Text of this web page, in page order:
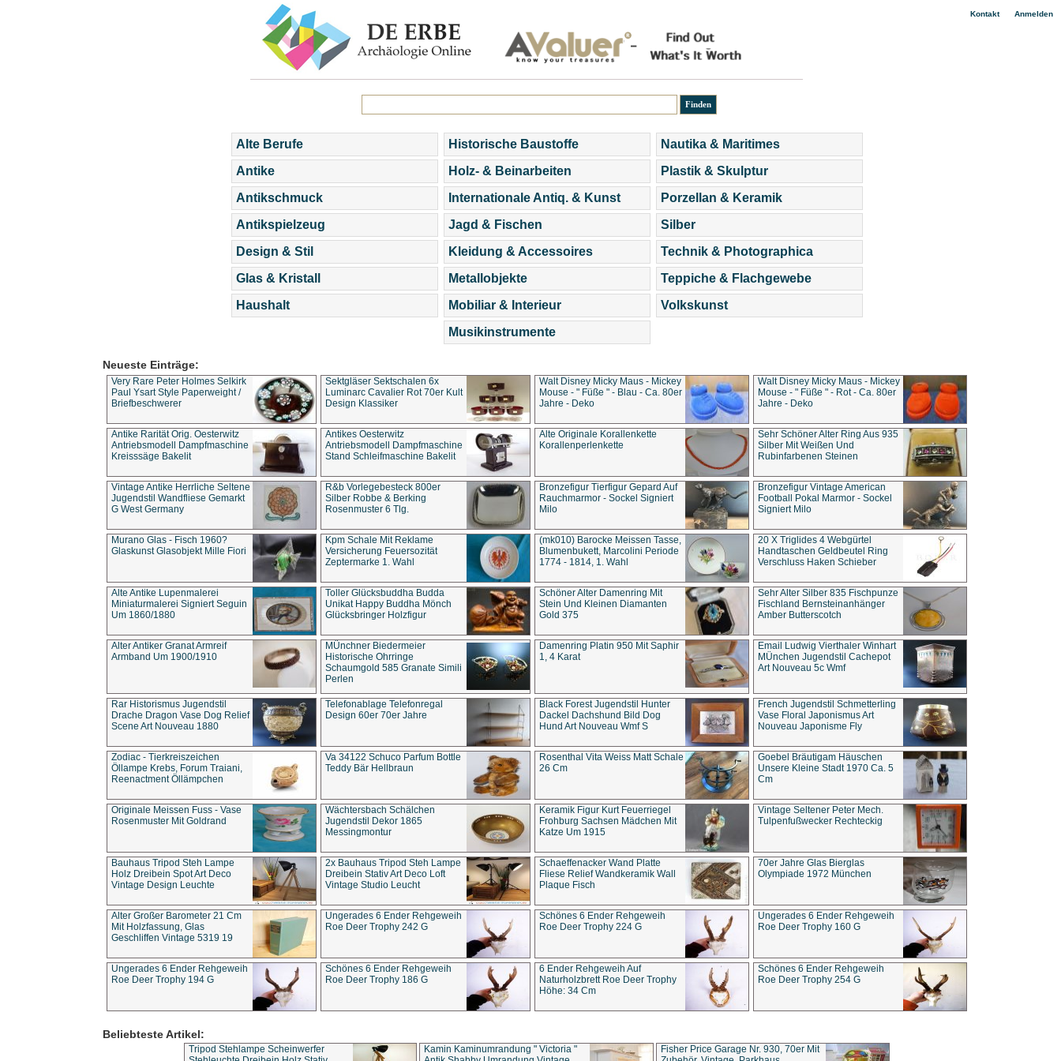
Kontakt| Anmelden
Alte Berufe
Antike
Antikschmuck
Antikspielzeug
Design & Stil
Glas & Kristall
Haushalt
Historische Baustoffe
Holz- & Beinarbeiten
Internationale Antiq. & Kunst
Jagd & Fischen
Kleidung & Accessoires
Metallobjekte
Mobiliar & Interieur
Musikinstrumente
Nautika & Maritimes
Plastik & Skulptur
Porzellan & Keramik
Silber
Technik & Photographica
Teppiche & Flachgewebe
Volkskunst
Neueste Einträge:
Very Rare Peter Holmes Selkirk
Paul Ysart Style Paperweight /
Briefbeschwerer
Sektgläser Sektschalen 6x
Luminarc Cavalier Rot 70er Kult
Design Klassiker
Walt Disney Micky Maus - Mickey
Mouse - " Füße " - Blau - Ca. 80er
Jahre - Deko
Walt Disney Micky Maus - Mickey
Mouse - " Füße " - Rot - Ca. 80er
Jahre - Deko
Antike Rarität Orig. Oesterwitz
Antriebsmodell Dampfmaschine
Kreisssäge Bakelit
Antikes Oesterwitz
Antriebsmodell Dampfmaschine
Stand Schleifmaschine Bakelit
Alte Originale Korallenkette
Korallenperlenkette
Sehr Schöner Alter Ring Aus 935
Silber Mit Weißen Und
Rubinfarbenen Steinen
Vintage Antike Herrliche Seltene
Jugendstil Wandfliese Gemarkt
G West Germany
R&b Vorlegebesteck 800er
Silber Robbe & Berking
Rosenmuster 6 Tlg.
Bronzefigur Tierfigur Gepard Auf
Rauchmarmor - Sockel Signiert
Milo
Bronzefigur Vintage American
Football Pokal Marmor - Sockel
Signiert Milo
Murano Glas - Fisch 1960?
Glaskunst Glasobjekt Mille Fiori
Kpm Schale Mit Reklame
Versicherung Feuersozität
Zeptermarke 1. Wahl
(mk010) Barocke Meissen Tasse,
Blumenbukett, Marcolini Periode
1774 - 1814, 1. Wahl
20 X Triglides 4 Webgürtel
Handtaschen Geldbeutel Ring
Verschluss Haken Schieber
Alte Antike Lupenmalerei
Miniaturmalerei Signiert Seguin
Um 1860/1880
Toller Glücksbuddha Budda
Unikat Happy Buddha Mönch
Glücksbringer Holzfigur
Schöner Alter Damenring Mit
Stein Und Kleinen Diamanten
Gold 375
Sehr Alter Silber 835 Fischpunze
Fischland Bernsteinanhänger
Amber Butterscotch
Alter Antiker Granat Armreif
Armband Um 1900/1910
MÜnchner Biedermeier
Historische Ohrringe
Schaumgold 585 Granate Simili
Perlen
Damenring Platin 950 Mit Saphir
1, 4 Karat
Email Ludwig Vierthaler Winhart
MÜnchen Jugendstil Cachepot
Art Nouveau 5c Wmf
Rar Historismus Jugendstil
Drache Dragon Vase Dog Relief
Scene Art Nouveau 1880
Telefonablage Telefonregal
Design 60er 70er Jahre
Black Forest Jugendstil Hunter
Dackel Dachshund Bild Dog
Hund Art Nouveau Wmf S
French Jugendstil Schmetterling
Vase Floral Japonismus Art
Nouveau Japonisme Fly
Zodiac - Tierkreiszeichen
Öllampe Krebs, Forum Traiani,
Reenactment Öllämpchen
Va 34122 Schuco Parfum Bottle
Teddy Bär Hellbraun
Rosenthal Vita Weiss Matt Schale
26 Cm
Goebel Bräutigam Häuschen
Unsere Kleine Stadt 1970 Ca. 5
Cm
Originale Meissen Fuss - Vase
Rosenmuster Mit Goldrand
Wächtersbach Schälchen
Jugendstil Dekor 1865
Messingmontur
Keramik Figur Kurt Feuerriegel
Frohburg Sachsen Mädchen Mit
Katze Um 1915
Vintage Seltener Peter Mech.
Tulpenfußwecker Rechteckig
Bauhaus Tripod Steh Lampe
Holz Dreibein Spot Art Deco
Vintage Design Leuchte
2x Bauhaus Tripod Steh Lampe
Dreibein Stativ Art Deco Loft
Vintage Studio Leucht
Schaeffenacker Wand Platte
Fliese Relief Wandkeramik Wall
Plaque Fisch
70er Jahre Glas Bierglas
Olympiade 1972 München
Alter Großer Barometer 21 Cm
Mit Holzfassung, Glas
Geschliffen Vintage 5319 19
Ungerades 6 Ender Rehgeweih
Roe Deer Trophy 242 G
Schönes 6 Ender Rehgeweih
Roe Deer Trophy 224 G
Ungerades 6 Ender Rehgeweih
Roe Deer Trophy 160 G
Ungerades 6 Ender Rehgeweih
Roe Deer Trophy 194 G
Schönes 6 Ender Rehgeweih
Roe Deer Trophy 186 G
6 Ender Rehgeweih Auf
Naturholzbrett Roe Deer Trophy
Höhe: 34 Cm
Schönes 6 Ender Rehgeweih
Roe Deer Trophy 254 G
Beliebteste Artikel:
Tripod Stehlampe Scheinwerfer
Kamin Kaminumrandung " Victoria "
Fisher Price Garage Nr. 930, 70er Mit